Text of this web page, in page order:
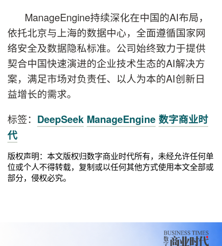
ManageEngine持续深化在中国的AI布局，
依托北京与上海的数据中心，全面遵循国家网
络安全及数据隐私标准。公司始终致力于提供
契合中国快速演进的企业技术生态的AI解决方
案，满足市场对负责任、以人为本的AI创新日
益增长的需求。
标签： DeepSeek ManageEngine 数字商业时
代
版权声明：本文版权归数字商业时代所有，未经允许任何单
位或个人不得转载，复制或以任何其他方式使用本文全部或
部分，侵权必究。